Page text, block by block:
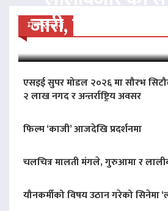
मनोरन्जन
जारी, प्रदर्शनको
एसइई सुपर मोडल २०२६ मा सौरभ
२ लाख नगद र अन्तर्राष्ट्रिय अवसर
फिल्म ‘काजी’ आजदेखि प्रदर्शनमा
चलचित्र मालती मंगले, गुरुआमा र
यौनकर्मीको विषय उठान गरेको सिनेमा